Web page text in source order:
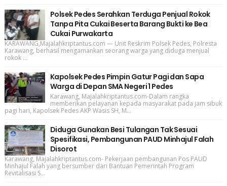
Polsek Pedes Serahkan Terduga Penjual Rokok
Tanpa Pita Cukai Beserta Barang Bukti ke Bea
Cukai Purwakarta
KARAWANG,Majalahkriptantus.com — Unit Reskrim Polsek Pedes, Polresta
Karawang, berhasil mengamankan seorang warga yang diduga menjual
rokok ...
Kapolsek Pedes Pimpin Gatur Pagi dan Sapa
Warga di Depan SMA Negeri 1 Pedes
Karawang, Majalahkriptantus.com-Dalam rangka
memberikan pelayanan kepada masyarakat pada jam sibuk
pagi hari, Kapolsek Pedes AKP Wasis SH, M...
Diduga Gunakan Besi Tulangan Tak Sesuai
Spesifikasi, Pembangunan PAUD Minhajul Falah
Disorot
Karawang, Majalahkriptantus.com- Pekerjaan pembangunan Pos PAUD
Minhajul Falah yang bersumber dari Bantuan Pemerintah Program
Revitalisasi S...